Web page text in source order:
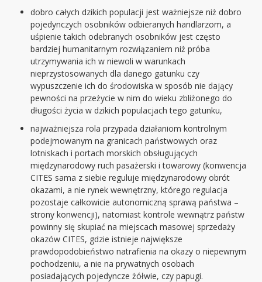
dobro całych dzikich populacji jest ważniejsze niż dobro
pojedynczych osobników odbieranych handlarzom, a
uśpienie takich odebranych osobników jest często
bardziej humanitarnym rozwiązaniem niż próba
utrzymywania ich w niewoli w warunkach
nieprzystosowanych dla danego gatunku czy
wypuszczenie ich do środowiska w sposób nie dający
pewności na przeżycie w nim do wieku zbliżonego do
długości życia w dzikich populacjach tego gatunku,
najważniejsza rola przypada działaniom kontrolnym
podejmowanym na granicach państwowych oraz
lotniskach i portach morskich obsługujących
międzynarodowy ruch pasażerski i towarowy (konwencja
CITES sama z siebie reguluje międzynarodowy obrót
okazami, a nie rynek wewnętrzny, którego regulacja
pozostaje całkowicie autonomiczną sprawą państwa –
strony konwencji), natomiast kontrole wewnątrz państw
powinny się skupiać na miejscach masowej sprzedaży
okazów CITES, gdzie istnieje największe
prawdopodobieństwo natrafienia na okazy o niepewnym
pochodzeniu, a nie na prywatnych osobach
posiadających pojedyncze żółwie, czy papugi.